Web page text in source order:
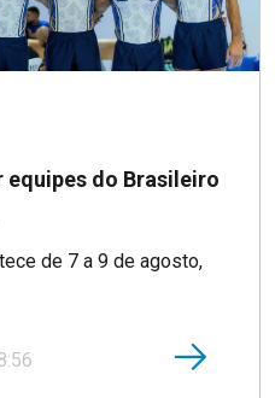
equipes do Brasileiro
de 7 a 9 de agosto,